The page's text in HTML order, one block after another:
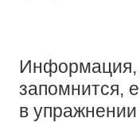
Информация,
запомнится,
в